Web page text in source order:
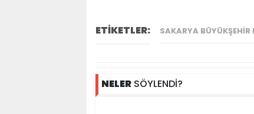
ETİKETLER: SAKARYA BÜYÜKŞEHIR
NELER SÖYLENDİ?